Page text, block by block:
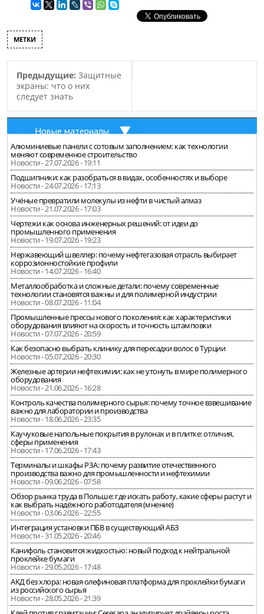
МЕТКИ
Предыдущие: Защитные
экраны: что о них
следует знать
Новые материалы
Алюминиевые панели с сотовым заполнением: как технологии
меняют современное строительство
Новости - 27.07.2026 - 19:11
Подшипники: как разобраться в видах, особенностях и выборе
Новости - 24.07.2026 - 17:13
Учёные превратили молекулы из нефти в чистый алмаз
Новости - 21.07.2026 - 17:03
Чертежи как основа инженерных решений: от идеи до
промышленного применения
Новости - 19.07.2026 - 19:23
Нержавеющий швеллер: почему нефтегазовая отрасль выбирает
коррозионностойкие профили
Новости - 14.07.2026 - 16:40
Металлообработка и сложные детали: почему современные
технологии становятся важны и для полимерной индустрии
Новости - 08.07.2026 - 11:04
Промышленные прессы нового поколения: как характеристики
оборудования влияют на скорость и точность штамповки
Новости - 07.07.2026 - 20:59
Как безопасно выбрать клинику для пересадки волос в Турции
Новости - 05.07.2026 - 20:30
Железные артерии нефтехимии: как не утонуть в мире полимерного
оборудования
Новости - 21.06.2026 - 16:28
Контроль качества полимерного сырья: почему точное взвешивание
важно для лаборатории и производства
Новости - 18.06.2026 - 23:35
Каучуковые напольные покрытия в рулонах и в плитке: отличия,
сферы применения
Новости - 17.06.2026 - 17:43
Терминалы и шкафы РЗА: почему развитие отечественного
производства важно для промышленности и нефтехимии
Новости - 09.06.2026 - 07:58
Обзор рынка труда в Польше: где искать работу, какие сферы растут и
как выбрать надёжного работодателя (мнение)
Новости - 03.06.2026 - 22:55
Интеграция установки ПБВ в существующий АБЗ
Новости - 31.05.2026 - 20:46
Канифоль становится жидкостью: новый подход к нейтральной
проклейке бумаги
Новости - 29.05.2026 - 17:48
АКД без хлора: новая олефиновая платформа для проклейки бумаги
из российского сырья
Новости - 28.05.2026 - 21:39